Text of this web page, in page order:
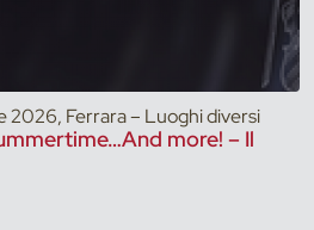
2026, Ferrara – Luoghi diversi
more! – Il